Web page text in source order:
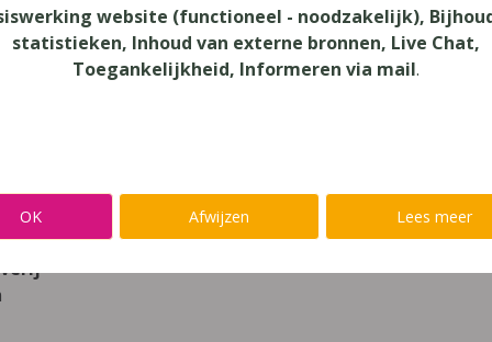
Parti 3 Leerwerkschrift (édition révisée
website (functioneel - noodzakelijk),
statistieken, Inhoud van externe bronnen, Live Chat,
Toegankelijkheid, Informeren via mail.
OK Afwijzen Lees meer